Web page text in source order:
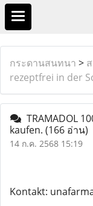
กระดานสนทนา >
rezeptfrei in der
TRAMADOL
kaufen. (166 อ่าน)
14 ก.ค. 2568 15:19
Kontakt: